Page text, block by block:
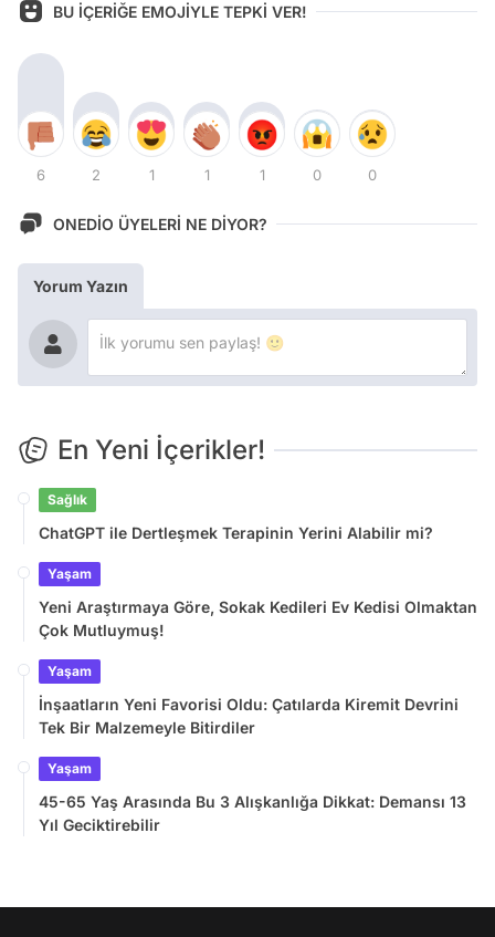
BU İÇERİĞE EMOJİYLE TEPKİ VER!
6 2 1 1 1 0 0
ONEDİO ÜYELERİ NE DİYOR?
Yorum Yazın
En Yeni İçerikler!
Sağlık
ChatGPT ile Dertleşmek Terapinin Yerini Alabilir mi?
Yaşam
Yeni Araştırmaya Göre, Sokak Kedileri Ev Kedisi Olmaktan
Çok Mutluymuş!
Yaşam
İnşaatların Yeni Favorisi Oldu: Çatılarda Kiremit Devrini
Tek Bir Malzemeyle Bitirdiler
Yaşam
45-65 Yaş Arasında Bu 3 Alışkanlığa Dikkat: Demansı 13
Yıl Geciktirebilir